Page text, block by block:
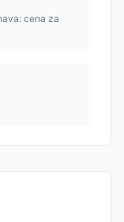
cena za